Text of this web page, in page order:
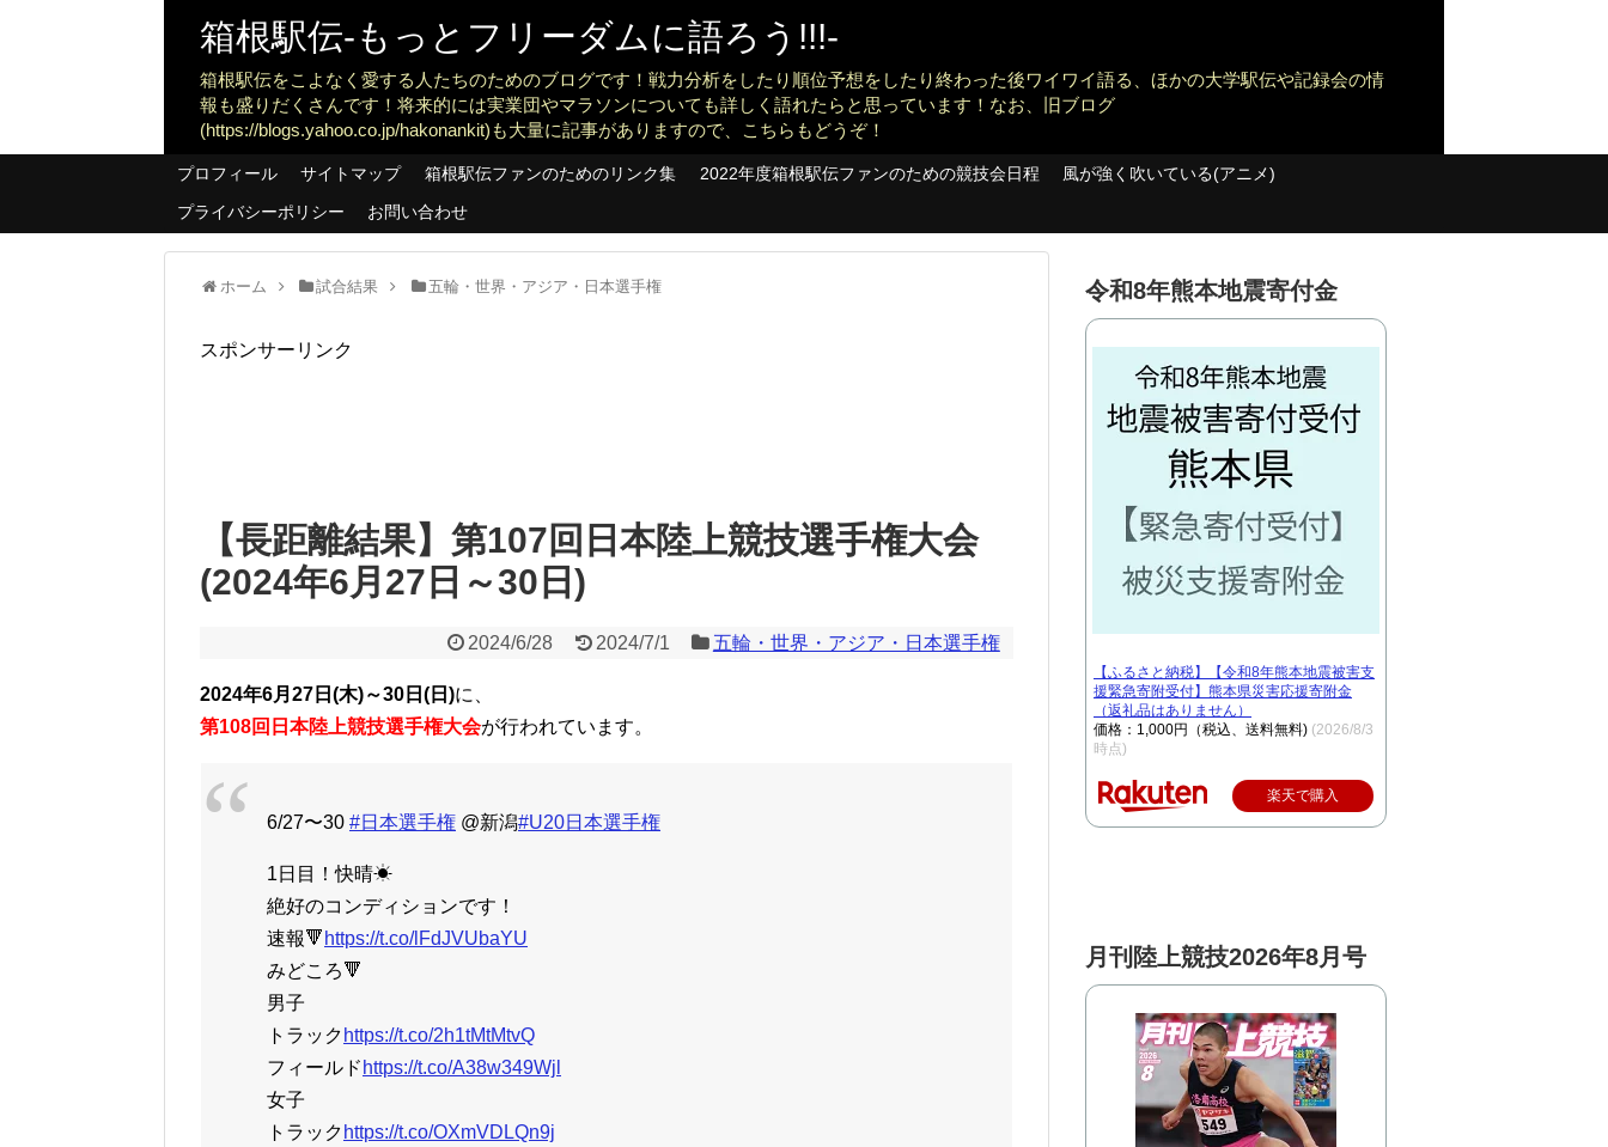
箱根駅伝-もっとフリーダムに語ろう!!!-
箱根駅伝をこよなく愛する人たちのためのブログです！戦力分析をしたり順位予想をしたり終わった後ワイワイ語る、ほかの大学駅伝や記録会の情
報も盛りだくさんです！将来的には実業団やマラソンについても詳しく語れたらと思っています！なお、旧ブログ
(https://blogs.yahoo.co.jp/hakonankit)も大量に記事がありますので、こちらもどうぞ！
プロフィール サイトマップ 箱根駅伝ファンのためのリンク集 2022年度箱根駅伝ファンのための競技会日程
風が強く吹いている(アニメ)
プライバシーポリシー
お問い合わせ
ホーム 試合結果 五輪・世界・アジア・日本選手権
スポンサーリンク
【長距離結果】第107回日本陸上競技選手権大会
(2024年6月27日～30日)
2024/6/28 2024/7/1 五輪・世界・アジア・日本選手権
2024年6月27日(木)～30日(日)に、
第108回日本陸上競技選手権大会が行われています。
6/27〜30 #日本選手権 @新潟#U20日本選手権
1日目！快晴☀
絶好のコンディションです！
速報🔻 https://t.co/lFdJVUbaYU
みどころ🔻
男子
トラック https://t.co/2h1tMtMtvQ
フィールド https://t.co/A38w349Wjl
女子
トラック https://t.co/OXmVDLQn9j
令和8年熊本地震寄付金
【ふるさと納税】【令和8年熊本地震被害支
援緊急寄附受付】熊本県災害応援寄附金
（返礼品はありません）
価格：1,000円（税込、送料無料) (2026/8/3
時点)
楽天で購入
月刊陸上競技2026年8月号